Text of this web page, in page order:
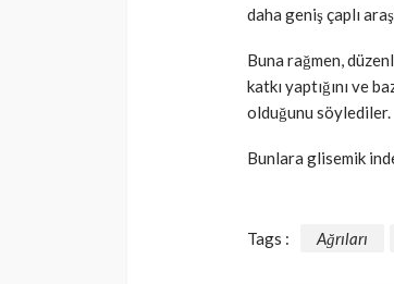
daha geniş çaplı
Buna rağmen,
katkı yaptığını ve
olduğunu söylediler.
Bunlara glisemik
Tags : Ağrıları